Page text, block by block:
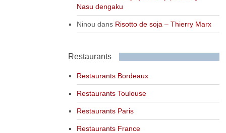
Nasu dengaku
Ninou dans Risotto de soja – Thierry Marx
Restaurants
Restaurants Bordeaux
Restaurants Toulouse
Restaurants Paris
Restaurants France